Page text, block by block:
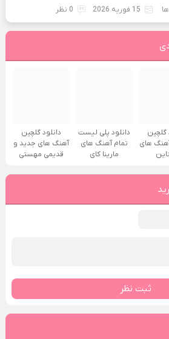
15 فوریه 2026 0 نظر
گلچین
های
دانلود پلی لیست
تمام آهنگ های
مارینا کای
دانلود گلچین
آهنگ های جدید و
قدیمی مهستی
ثبت نظر